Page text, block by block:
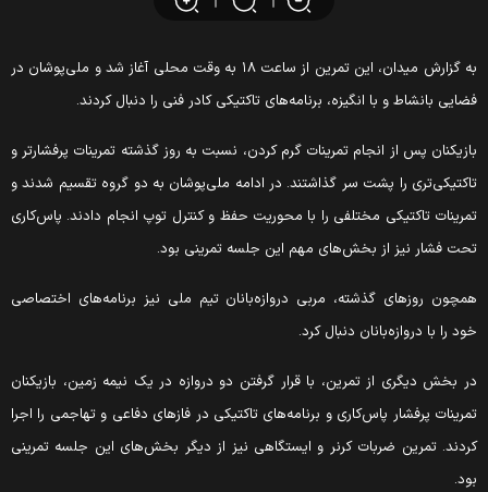
به گزارش میدان، این تمرین از ساعت ۱۸ به وقت محلی آغاز شد و ملی‌پوشان در
فضایی بانشاط و با انگیزه، برنامه‌های تاکتیکی کادر فنی را دنبال کردند.
بازیکنان پس از انجام تمرینات گرم کردن، نسبت به روز گذشته تمرینات پرفشارتر و
تاکتیکی‌تری را پشت سر گذاشتند. در ادامه ملی‌پوشان به دو گروه تقسیم شدند و
تمرینات تاکتیکی مختلفی را با محوریت حفظ و کنترل توپ انجام دادند. پاس‌کاری
تحت فشار نیز از بخش‌های مهم این جلسه تمرینی بود.
همچون روز‌های گذشته، مربی دروازه‌بانان تیم ملی نیز برنامه‌های اختصاصی
خود را با دروازه‌بانان دنبال کرد.
در بخش دیگری از تمرین، با قرار گرفتن دو دروازه در یک نیمه زمین، بازیکنان
تمرینات پرفشار پاس‌کاری و برنامه‌های تاکتیکی در فاز‌های دفاعی و تهاجمی را اجرا
کردند. تمرین ضربات کرنر و ایستگاهی نیز از دیگر بخش‌های این جلسه تمرینی
بود.